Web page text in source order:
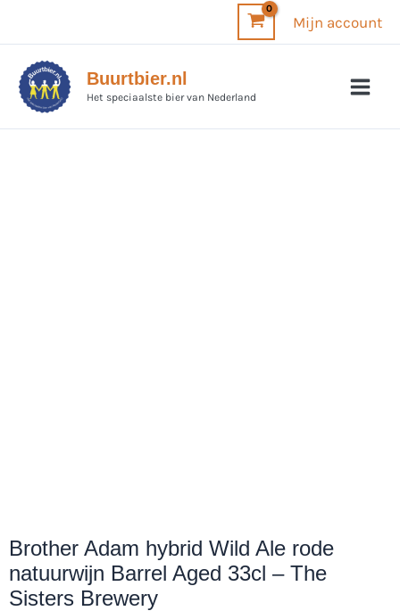
inhoud
Mijn account
Buurtbier.nl
Het speciaalste bier van Nederland
Brother Adam hybrid Wild Ale rode
natuurwijn Barrel Aged 33cl – The
Sisters Brewery